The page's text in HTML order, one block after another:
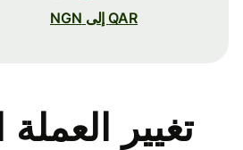
QAR إلى NGN
تغيير